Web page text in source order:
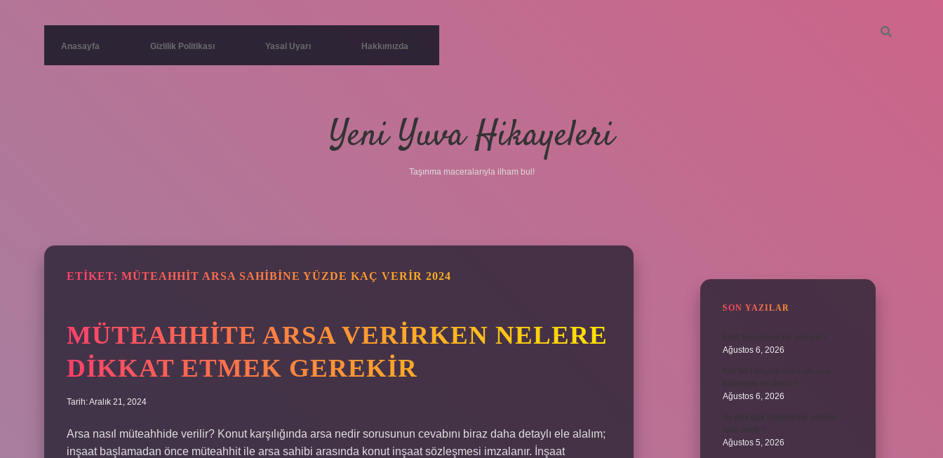
Anasayfa Gizlilik Politikası Yasal Uyarı Hakkımızda
Yeni Yuva Hikayeleri
Taşınma maceralarıyla ilham bul!
ETIKET: MÜTEAHHIT ARSA SAHIBINE YÜZDE KAÇ VERIR 2024
MÜTEAHHITE ARSA VERIRKEN NELERE
DIKKAT ETMEK GEREKIR
Tarih: Aralık 21, 2024
Arsa nasıl müteahhide verilir? Konut karşılığında arsa nedir sorusunun cevabını biraz daha detaylı ele alalım;
inşaat başlamadan önce müteahhit ile arsa sahibi arasında konut inşaat sözleşmesi imzalanır. İnşaat
SON YAZILAR
Ağustos 6, 2026
Ağustos 6, 2026
Ağustos 5, 2026